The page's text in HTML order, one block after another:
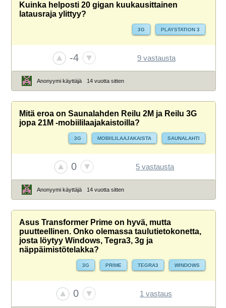
Kuinka helposti 20 gigan kuukausittainen
latausraja ylittyy?
3G PLAYSTATION 3
-4 9 vastausta
Anonyymi käyttäjä 14 vuotta sitten
Mitä eroa on Saunalahden Reilu 2M ja Reilu 3G
jopa 21M -mobiililaajakaistoilla?
3G MOBIILILAAJAKAISTA SAUNALAHTI
0 5 vastausta
Anonyymi käyttäjä 14 vuotta sitten
Asus Transformer Prime on hyvä, mutta
puutteellinen. Onko olemassa taulutietokonetta,
josta löytyy Windows, Tegra3, 3g ja
näppäimistötelakka?
3G PRIME TEGRA3 WINDOWS
0 1 vastaus